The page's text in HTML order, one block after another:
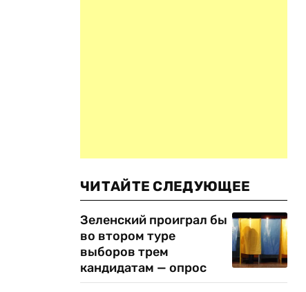
ЧИТАЙТЕ СЛЕДУЮЩЕЕ
Зеленский проиграл бы
во втором туре
выборов трем
кандидатам — опрос